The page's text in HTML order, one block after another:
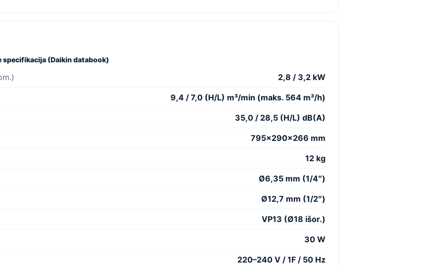
specifikacija (Daikin databook)
2,8 / 3,2 kW
9,4 / 7,0 (H/L) m³/min (maks. 564 m³/h)
35,0 / 28,5 (H/L) dB(A)
795×290×266 mm
12 kg
Ø6,35 mm (1/4″)
Ø12,7 mm (1/2″)
VP13 (Ø18 išor.)
30 W
220–240 V / 1F / 50 Hz